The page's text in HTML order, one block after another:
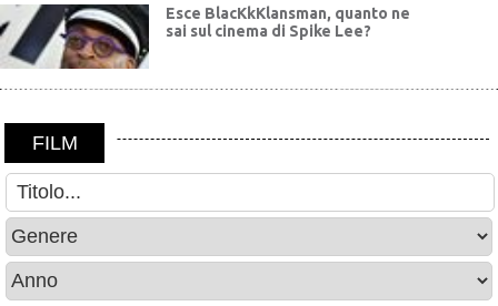
Esce BlacKkKlansman, quanto ne
sai sul cinema di Spike Lee?